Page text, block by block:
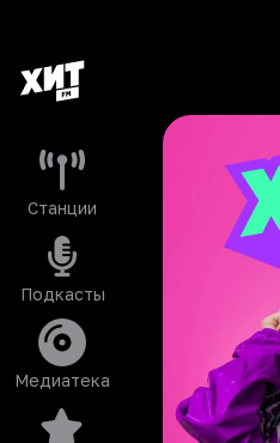
Станции
Подкасты
Медиатека